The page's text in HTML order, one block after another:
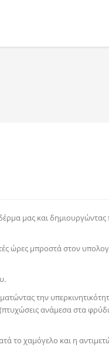
μας και δημιουργώντας
ώρες μπροστά στον
την
ανάμεσα στα
το χαμόγελο και η